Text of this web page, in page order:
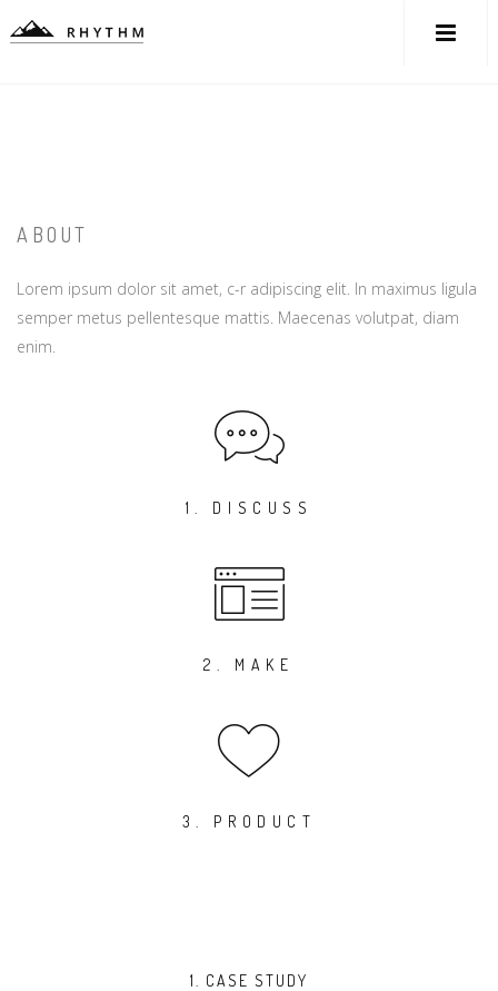
ABOUT
Lorem ipsum dolor sit amet, c-r adipiscing elit. In maximus ligula
semper metus pellentesque mattis. Maecenas volutpat, diam
enim.
1. DISCUSS
2. MAKE
3. PRODUCT
1. CASE STUDY